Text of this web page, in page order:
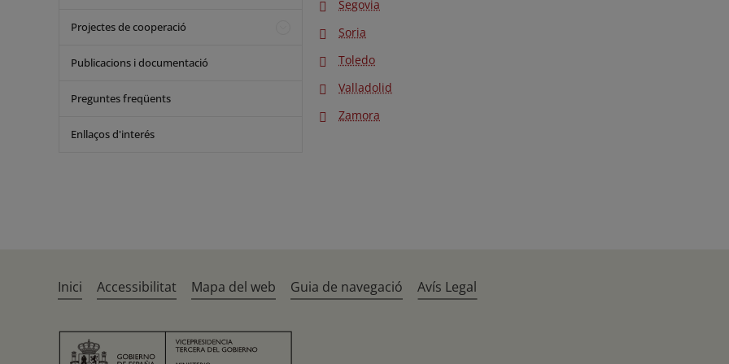
Projectes de cooperació
Publicacions i documentació
Preguntes freqüents
Enllaços d'interés
Segovia
Soria
Toledo
Valladolid
Zamora
Inici Accessibilitat Mapa del web Guia de navegació Avís Legal